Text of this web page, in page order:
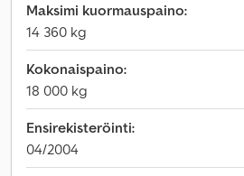
Maksimi kuormauspaino:
14 360 kg
Kokonaispaino:
18 000 kg
Ensirekisteröinti:
04/2004